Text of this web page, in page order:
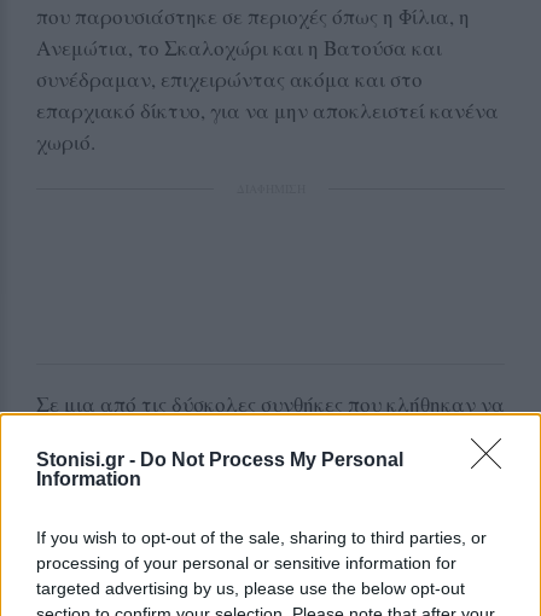
Stonisi.gr - Do Not Process My Personal
Information
If you wish to opt-out of the sale, sharing to third parties, or
processing of your personal or sensitive information for
targeted advertising by us, please use the below opt-out
που παρουσιάστηκε σε περιοχές όπως η Φίλια, η
Ανεμώτια, το Σκαλοχώρι και η Βατούσα και
συνέδραμαν, επιχειρώντας ακόμα και στο
επαρχιακό δίκτυο, για να μην αποκλειστεί κανένα
χωριό.
Σε μια από τις δύσκολες συνθήκες που κλήθηκαν να
έδωσαν μάλιστα για πρώτη φορά σε κυκλοφορία
λεπτομέρειες για να δοθεί κανονικά σε χρήση,
καθώς είχε καταστεί το πέρασμα περιοχή
αδύνατο, λόγω των νερών του ποταμού.